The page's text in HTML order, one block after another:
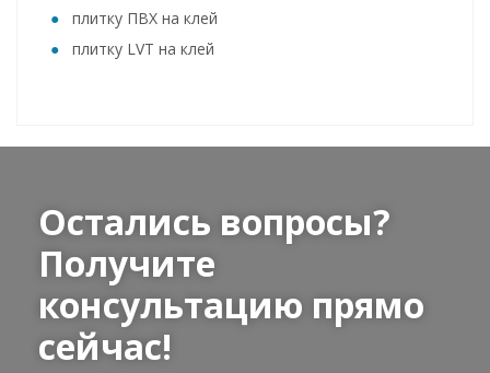
плитку ПВХ на клей
плитку LVT на клей
Остались вопросы?
Получите
консультацию прямо
сейчас!